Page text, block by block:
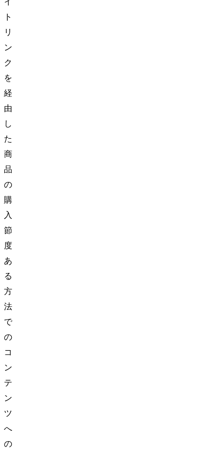
イ
ト
リ
ン
ク
を
経
由
し
た
商
品
の
購
入
節
度
あ
る
方
法
で
の
コ
ン
テ
ン
ツ
へ
の